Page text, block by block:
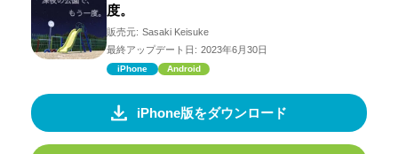
度。
販売元: Sasaki Keisuke
最終アップデート日: 2023年6月30日
iPhone Android
iPhone版をダウンロード